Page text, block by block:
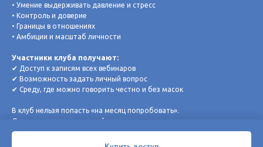
• Умение выдерживать давление и стресс
• Контроль и доверие
• Границы в отношениях
• Амбиции и масштаб личности
Участники клуба получают:
✔ Доступ к записям всех вебинаров
✔ Возможность задать личный вопрос
✔ Среду, где можно говорить честно и без масок
В клуб нельзя попасть «на месяц попробовать».
Доступ только по годовой подписке — потому что настоящие
изменения требуют времени.